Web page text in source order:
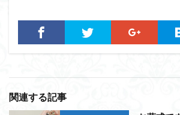
関連する記事